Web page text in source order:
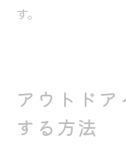
話題の
コツ
す。
アウトド
する方法